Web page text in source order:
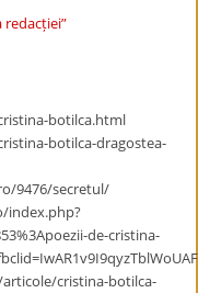
redacției”
botilca.html
botilca-dragostea-
9476/secretul/
index.php?
de-cristina-
cristina-botilca-